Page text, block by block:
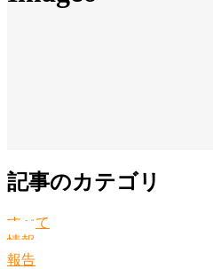
記事のカテゴリ
すべて
情報
報告